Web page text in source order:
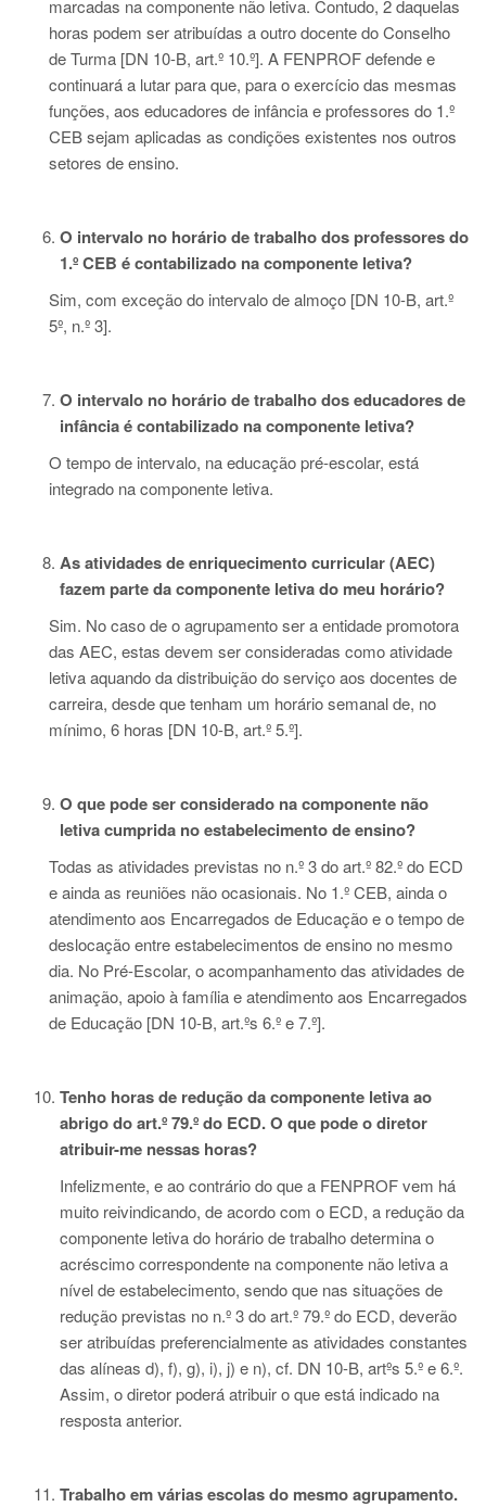
marcadas na componente não letiva. Contudo, 2 daquelas
horas podem ser atribuídas a outro docente do Conselho
de Turma [DN 10-B, art.º 10.º]. A FENPROF defende e
continuará a lutar para que, para o exercício das mesmas
funções, aos educadores de infância e professores do 1.º
CEB sejam aplicadas as condições existentes nos outros
setores de ensino.
O intervalo no horário de trabalho dos professoresdo
1.º CEB é contabilizado na componente letiva?
Sim, com exceção do intervalo de almoço [DN 10-B, art.º
5º, n.º 3].
O intervalo no horário de trabalho dos educadores de
infância é contabilizado na componente letiva?
O tempo de intervalo, na educação pré-escolar, está
integrado na componente letiva.
As atividades de enriquecimento curricular (AEC)
fazem parte da componente letiva do meu horário?
Sim. No caso de o agrupamento ser a entidade promotora
das AEC, estas devem ser consideradas como atividade
letiva aquando da distribuição do serviço aos docentes de
carreira, desde que tenham um horário semanal de, no
mínimo, 6 horas [DN 10-B, art.º 5.º].
O que pode ser considerado na componente não
letiva cumprida no estabelecimento de ensino?
Todas as atividades previstas no n.º 3 do art.º 82.º do ECD
e ainda as reuniões não ocasionais. No 1.º CEB, ainda o
atendimento aos Encarregados de Educação e o tempo de
deslocação entre estabelecimentos de ensino no mesmo
dia. No Pré-Escolar, o acompanhamento das atividades de
animação, apoio à família e atendimento aos Encarregados
de Educação [DN 10-B, art.ºs 6.º e 7.º].
Tenho horas de redução da componente letiva ao
abrigo do art.º 79.º do ECD. O que pode odiretor
atribuir-me nessas horas?
Infelizmente, e ao contrário do que a FENPROF vem há
muito reivindicando, de acordo com o ECD, a redução da
componente letiva do horário de trabalho determina o
acréscimo correspondente na componente não letiva a
nível de estabelecimento, sendo que nas situações de
redução previstas no n.º 3 do art.º 79.º do ECD, deverão
ser atribuídas preferencialmente as atividades constantes
das alíneas d), f), g), i), j) e n), cf. DN 10-B, artºs 5.º e 6.º.
Assim, o diretor poderá atribuir o que está indicado na
resposta anterior.
Trabalho em várias escolas do mesmo agrupamento.